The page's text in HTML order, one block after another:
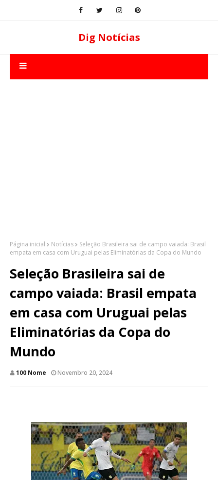
Dig Notícias
Página inicial Notícias
Seleção Brasileira sai de campo vaiada: Brasil
empata em casa com Uruguai pelas Eliminatórias da Copa do Mundo
Seleção Brasileira sai de
campo vaiada: Brasil empata
em casa com Uruguai pelas
Eliminatórias da Copa do
Mundo
100 Nome Novembro 20, 2024